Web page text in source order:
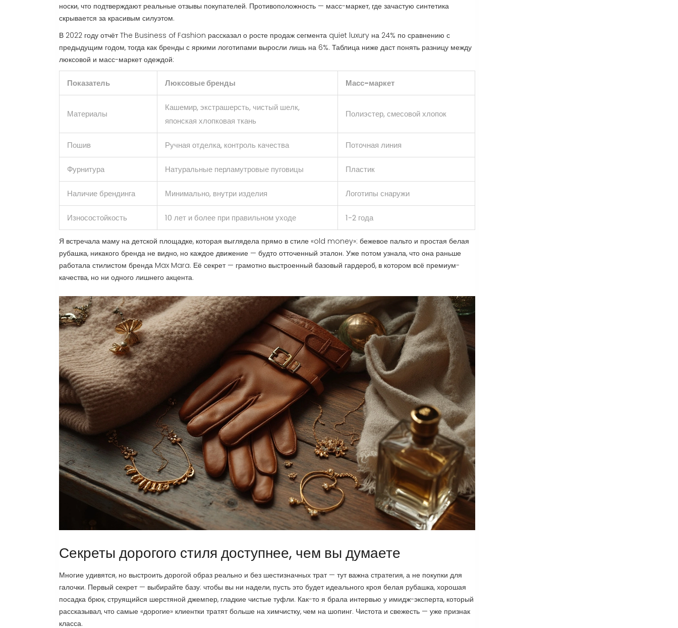
носки, что подтверждают реальные отзывы покупателей. Противоположность — масс-маркет, где зачастую синтетика
скрывается за красивым силуэтом.
В 2022 году отчёт The Business of Fashion рассказал о росте продаж сегмента quiet luxury на 24% по сравнению с
предыдущим годом, тогда как бренды с яркими логотипами выросли лишь на 6%. Таблица ниже даст понять разницу между
люксовой и масс-маркет одеждой:
Показатель Люксовые бренды Масс-маркет
Материалы
Кашемир, экстрашерсть, чистый шелк,
японская хлопковая ткань
Полиэстер, смесовой хлопок
Пошив Ручная отделка, контроль качества Поточная линия
Фурнитура Натуральные перламутровые пуговицы Пластик
Наличие брендинга Минимально, внутри изделия Логотипы снаружи
Износостойкость 10 лет и более при правильном уходе 1-2 года
Я встречала маму на детской площадке, которая выглядела прямо в стиле «old money»: бежевое пальто и простая белая
рубашка, никакого бренда не видно, но каждое движение — будто отточенный эталон. Уже потом узнала, что она раньше
работала стилистом бренда Max Mara. Её секрет — грамотно выстроенный базовый гардероб, в котором всё премиум-
качества, но ни одного лишнего акцента.
Секреты дорогого стиля доступнее, чем вы думаете
Многие удивятся, но выстроить дорогой образ реально и без шестизначных трат — тут важна стратегия, а не покупки для
галочки. Первый секрет — выбирайте базу: чтобы вы ни надели, пусть это будет идеального кроя белая рубашка, хорошая
посадка брюк, струящийся шерстяной джемпер, гладкие чистые туфли. Как-то я брала интервью у имидж-эксперта, который
рассказывал, что самые «дорогие» клиентки тратят больше на химчистку, чем на шопинг. Чистота и свежесть — уже признак
класса.